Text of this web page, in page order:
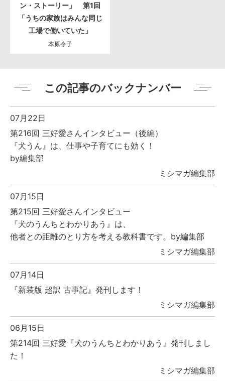
ン・ストーリー」 第1回
「うちの家族はみんな同じ
工場で働いていた」
本原令子
この記事のバックナンバー
07月22日
第216回 三好愛さんインタビュー（後編）
『犬うん』は、仕事や子育てにも効く！
by編集部
ミシマガ編集部
07月15日
第215回 三好愛さんインタビュー
『犬のうんちとわかりあう』は、
他者との距離のとり方を考える教科書です。by編集部
ミシマガ編集部
07月14日
『新装版 超訳 古事記』発刊します！
ミシマガ編集部
06月15日
第214回 三好愛『犬のうんちとわかりあう』発刊しまし
た！
ミシマガ編集部